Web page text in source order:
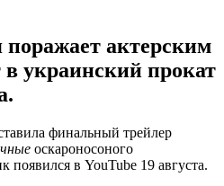
актерским
украинский прокат
финальный трейлер
оскароносоного
появился в YouTube 19 августа.